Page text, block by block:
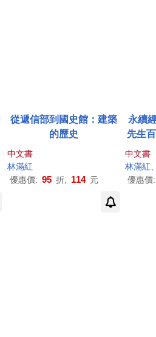
從遞信部到國史館：建築
的歷史
中文書
林滿紅
優惠價: 95 折, 114 元
永續
先生
擬展
中文書
林滿紅
優惠價: